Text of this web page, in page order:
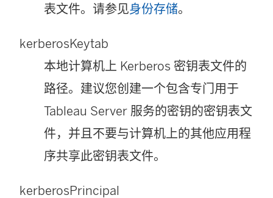
表文件。请参见身份存储。
kerberosKeytab
本地计算机上 Kerberos 密钥表文件的
路径。建议您创建一个包含专门用于
Tableau Server 服务的密钥的密钥表文
件，并且不要与计算机上的其他应用程
序共享此密钥表文件。
kerberosPrincipal